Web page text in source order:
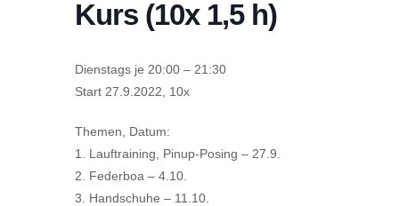
Kurs (10x 1,5 h)
Dienstags je 20:00 – 21:30
Start 27.9.2022, 10x
Themen, Datum:
1. Lauftraining, Pinup-Posing – 27.9.
2. Federboa – 4.10.
3. Handschuhe – 11.10.